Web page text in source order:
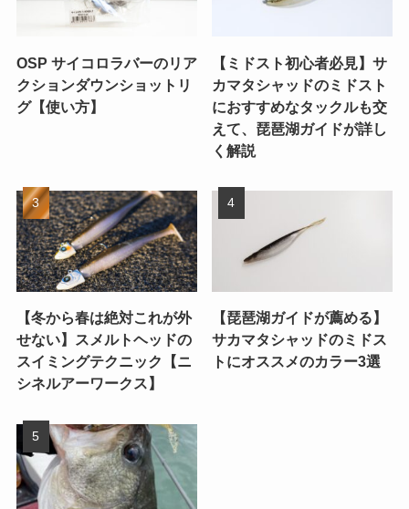
OSP サイコロラバーのリア
クションダウンショットリ
グ【使い方】
【ミドスト初心者必見】サ
カマタシャッドのミドスト
におすすめなタックルも交
えて、琵琶湖ガイドが詳し
く解説
【冬から春は絶対これが外
せない】スメルトヘッドの
スイミングテクニック【ニ
シネルアーワークス】
【琵琶湖ガイドが薦める】
サカマタシャッドのミドス
トにオススメのカラー3選